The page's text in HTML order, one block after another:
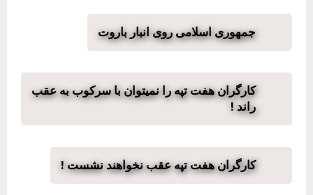
جمهوری اسلامی روی انبار باروت
کارگران هفت تپه را نمیتوان با سرکوب به عقب
راند !
کارگران هفت تپه عقب نخواهند نشست !